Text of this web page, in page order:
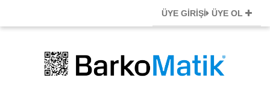
ÜYE GİRİŞİ ÜYE OL